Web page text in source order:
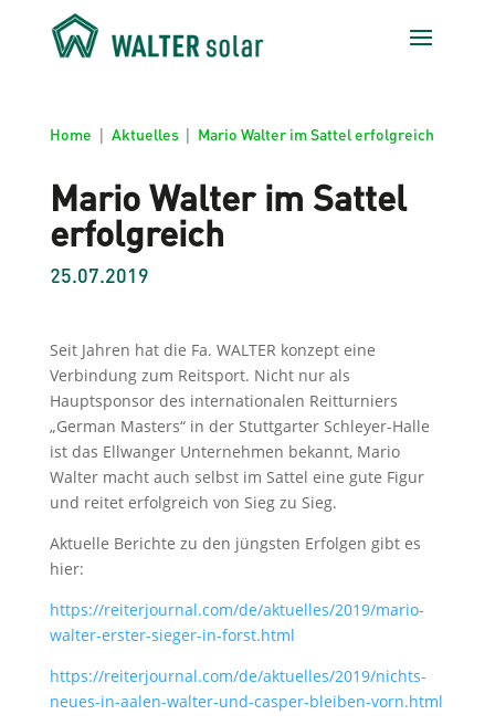
Home | Aktuelles | Mario Walter im Sattel erfolgreich
Mario Walter im Sattel
erfolgreich
25.07.2019
Seit Jahren hat die Fa. WALTER konzept eine
Verbindung zum Reitsport. Nicht nur als
Hauptsponsor des internationalen Reitturniers
„German Masters“ in der Stuttgarter Schleyer-Halle
ist das Ellwanger Unternehmen bekannt, Mario
Walter macht auch selbst im Sattel eine gute Figur
und reitet erfolgreich von Sieg zu Sieg.
Aktuelle Berichte zu den jüngsten Erfolgen gibt es
hier:
https://reiterjournal.com/de/aktuelles/2019/mario-
walter-erster-sieger-in-forst.html
https://reiterjournal.com/de/aktuelles/2019/nichts-
neues-in-aalen-walter-und-casper-bleiben-vorn.html